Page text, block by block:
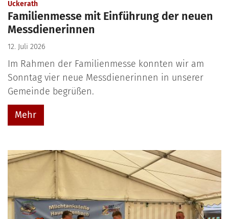
Uckerath:
Familienmesse mit Einführung der neuen
Messdienerinnen
12. Juli 2026
Im Rahmen der Familienmesse konnten wir am
Sonntag vier neue Messdienerinnen in unserer
Gemeinde begrüßen.
Mehr